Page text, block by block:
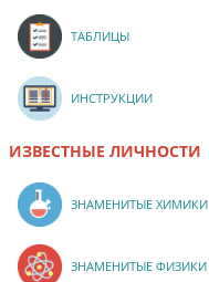
ТАБЛИЦЫ
ИНСТРУКЦИИ
ИЗВЕСТНЫЕ ЛИЧНОСТИ
ЗНАМЕНИТЫЕ ХИМИКИ
ЗНАМЕНИТЫЕ ФИЗИКИ